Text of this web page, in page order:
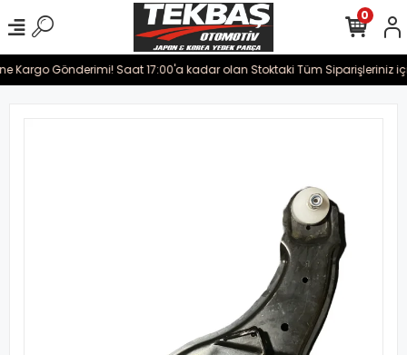
Kargo Gönderimi! Saat 17:00'a kadar olan Stoktaki Tüm Siparişleriniz
0